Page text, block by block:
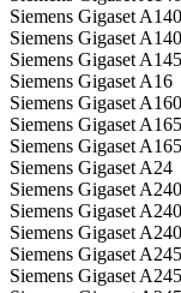
Siemens Gigaset
Siemens Gigaset
Siemens Gigaset A145
Siemens Gigaset A16
Siemens Gigaset A160
Siemens Gigaset A165
Siemens Gigaset
Siemens Gigaset A24
Siemens Gigaset A240
Siemens Gigaset
Siemens Gigaset
Siemens Gigaset A245
Siemens Gigaset